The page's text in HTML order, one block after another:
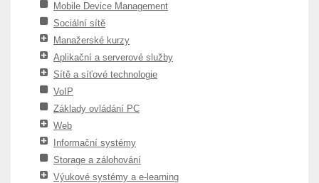
Mobile Device Management
Sociální sítě
Manažerské kurzy
Aplikační a serverové služby
Sítě a síťové technologie
VoIP
Základy ovládání PC
Web
Informační systémy
Storage a zálohování
Výukové systémy a e-learning